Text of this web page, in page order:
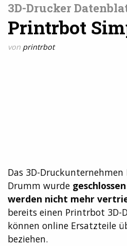
3D-Drucker
Printrbot
von printrbot
Das 3D-Druckunternehmen
Drumm wurde geschlossen
werden nicht mehr
bereits einen Printrbot 3D-
können online Ersatzteile
beziehen.